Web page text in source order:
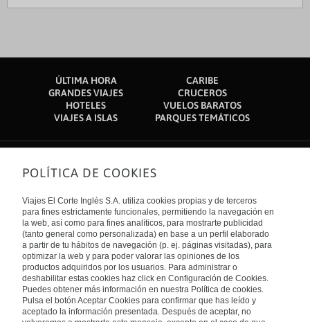
ÚLTIMA HORA
CARIBE
GRANDES VIAJES
CRUCEROS
HOTELES
VUELOS BARATOS
VIAJES A ISLAS
PARQUES TEMÁTICOS
Sobre nosotros
Quiénes somos
Financiación
Sostenibilidad
Turismo accesible
Tarjeta El Corte Inglés
Trabaja con nosotros
El Corte Inglés
Canal Ético
Enlaces de interés
Guías de viaje
Catálogos
Auto check-in
Condiciones Generales
Política de privacidad
Política de cookies
Accesibilidad
Empresas/ Grupos
Internacional
España
Visita nuestro blog
POLÍTICA DE COOKIES
Viajes El Corte Inglés S.A. utiliza cookies propias y de terceros
para fines estrictamente funcionales, permitiendo la navegación en
la web, así como para fines analíticos, para mostrarte publicidad
(tanto general como personalizada) en base a un perfil elaborado
a partir de tu hábitos de navegación (p. ej. páginas visitadas), para
optimizar la web y para poder valorar las opiniones de los
productos adquiridos por los usuarios. Para administrar o
deshabilitar estas cookies haz click en Configuración de Cookies.
Puedes obtener más información en nuestra Política de cookies.
Pulsa el botón Aceptar Cookies para confirmar que has leído y
aceptado la información presentada. Después de aceptar, no